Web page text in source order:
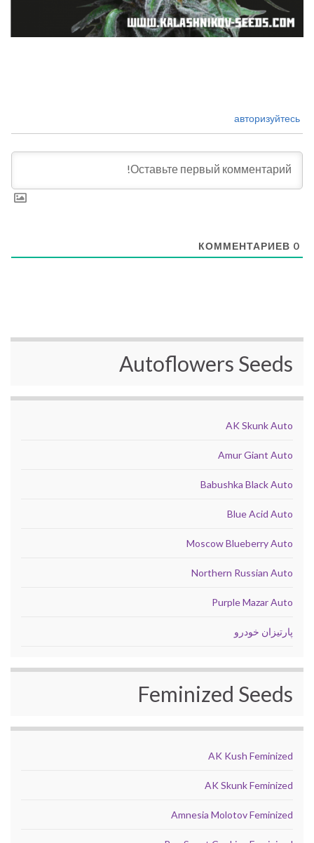
0
Autoflowers Seeds
AK Skunk Auto
Amur Giant Auto
Babushka Black Auto
Blue Acid Auto
Moscow Blueberry Auto
Northern Russian Auto
Purple Mazar Auto
پارتیزان خودرو
Feminized Seeds
AK Kush Feminized
AK Skunk Feminized
Amnesia Molotov Feminized